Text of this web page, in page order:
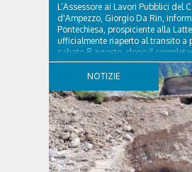
L’Assessore ai Lavori Pubblici del
d'Ampezzo, Giorgio Da Rin,
Pontechiesa, prospiciente alla
ufficialmente riaperto al transito a
sabato 8 agosto, dopo il
verifiche e il positivo collaudo...
NOTIZIE